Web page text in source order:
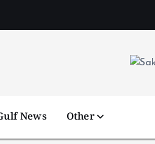
News Other